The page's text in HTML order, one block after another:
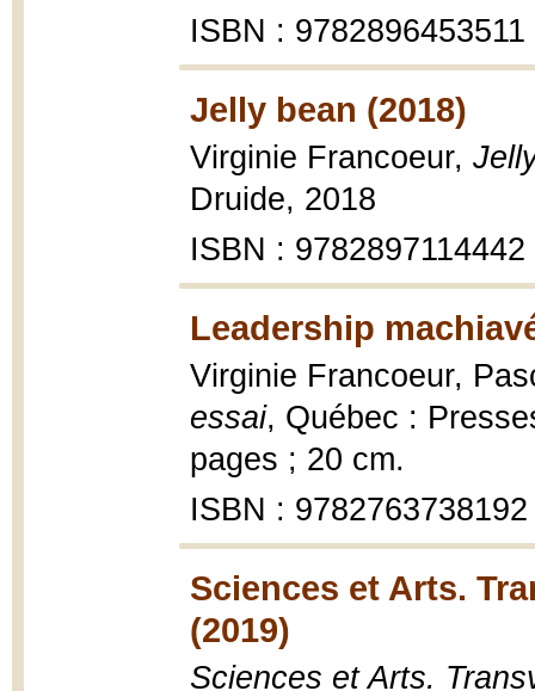
ISBN : 9782896453511
Jelly bean (2018)
Virginie Francoeur,
Druide, 2018
ISBN : 9782897114442
Leadership
Virginie Francoeur,
essai, Québec :
pages ; 20 cm.
ISBN : 9782763738192
Sciences et Arts.
(2019)
Sciences et Arts.